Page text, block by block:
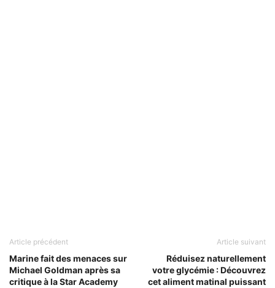
Article précédent
Marine fait des menaces sur
Michael Goldman après sa
critique à la Star Academy
Article suivant
Réduisez naturellement
votre glycémie : Découvrez
cet aliment matinal puissant